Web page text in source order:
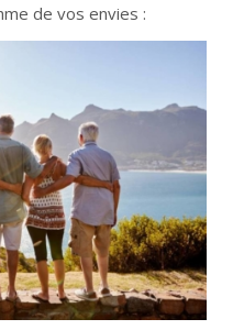
de vos envies :